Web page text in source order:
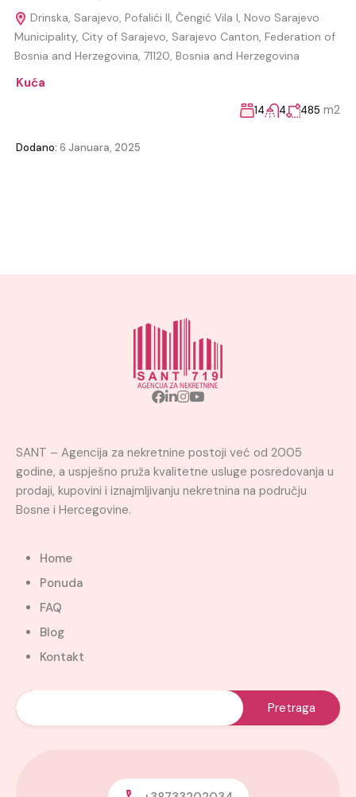
Drinska, Sarajevo, Pofalići II, Čengić Vila I, Novo Sarajevo
Municipality, City of Sarajevo, Sarajevo Canton, Federation of
Bosnia and Herzegovina, 71120, Bosnia and Herzegovina
Kuća
14 4 485 m2
Dodano: 6 Januara, 2025
SANT – Agencija za nekretnine postoji već od 2005
godine, a uspješno pruža kvalitetne usluge posredovanja u
prodaji, kupovini i iznajmljivanju nekretnina na području
Bosne i Hercegovine.
Home
Ponuda
FAQ
Blog
Kontakt